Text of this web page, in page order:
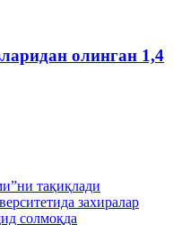
олинган 1,4
тақиқлади
захиралар
солмоқда